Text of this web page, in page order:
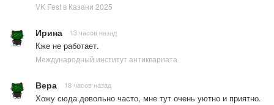
VK Fest в Казани 2025
Ирина 13 часов назад
Кже не работает.
Международный институт антиквариата
Вера 18 часов назад
Хожу сюда довольно часто, мне тут очень уютно и приятно.